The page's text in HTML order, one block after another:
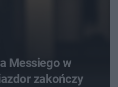
Messiego w
zakończy